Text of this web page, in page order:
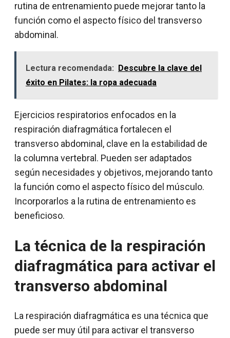
rutina de entrenamiento puede mejorar tanto la
función como el aspecto físico del transverso
abdominal.
Lectura recomendada: Descubre la clave del
éxito en Pilates: la ropa adecuada
Ejercicios respiratorios enfocados en la
respiración diafragmática fortalecen el
transverso abdominal, clave en la estabilidad de
la columna vertebral. Pueden ser adaptados
según necesidades y objetivos, mejorando tanto
la función como el aspecto físico del músculo.
Incorporarlos a la rutina de entrenamiento es
beneficioso.
La técnica de la respiración
diafragmática para activar el
transverso abdominal
La respiración diafragmática es una técnica que
puede ser muy útil para activar el transverso